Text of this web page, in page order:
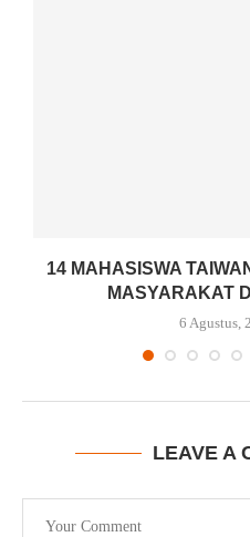
14 MAHASISWA
MASYARAKAT
6 Agustus,
LEAVE A